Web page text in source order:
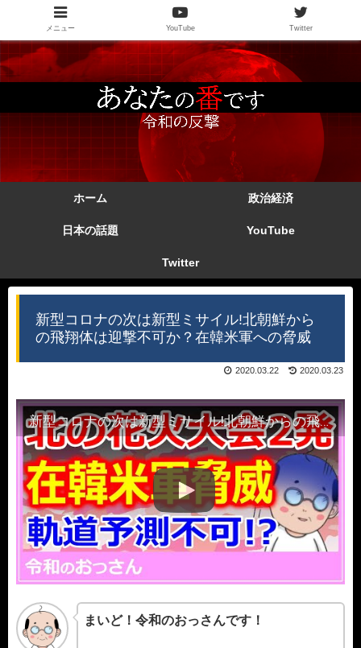
ホーム 政治経済
日本の話題 YouTube
Twitter
新型コロナの次は新型ミサイル!北朝鮮から
の飛翔体は迎撃不可か？在韓米軍への脅威
2020.03.23
2020.03.22
新型コロナの次は新型ミサイル!北朝鮮からの飛翔体は迎撃不可か？在韓米軍への脅威
まいど！令和のおっさんです！
メニュー YouTube Twitter